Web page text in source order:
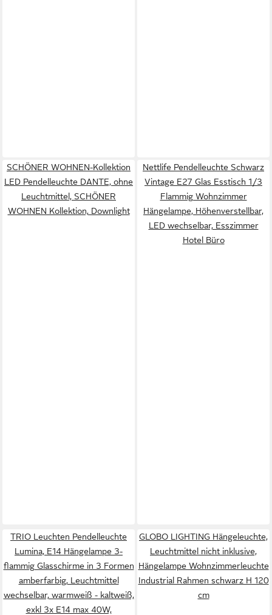
SCHÖNER WOHNEN-Kollektion
LED Pendelleuchte DANTE, ohne
Leuchtmittel, SCHÖNER
WOHNEN Kollektion, Downlight
Nettlife Pendelleuchte Schwarz
Vintage E27 Glas Esstisch 1/3
Flammig Wohnzimmer
Hängelampe, Höhenverstellbar,
LED wechselbar, Esszimmer
Hotel Büro
TRIO Leuchten Pendelleuchte
Lumina, E14 Hängelampe 3-
flammig Glasschirme in 3 Formen
amberfarbig, Leuchtmittel
wechselbar, warmweiß - kaltweiß,
exkl 3x E14 max 40W,
GLOBO LIGHTING Hängeleuchte,
Leuchtmittel nicht inklusive,
Hängelampe Wohnzimmerleuchte
Industrial Rahmen schwarz H 120
cm